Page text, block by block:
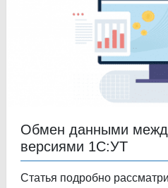
Обмен данными
версиями 1С:УТ
Статья подробно